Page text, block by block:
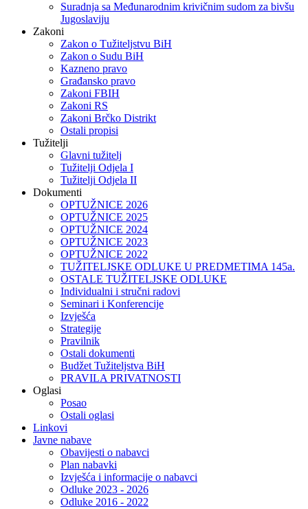
Suradnja sa Međunarodnim krivičnim sudom za bivšu
Jugoslaviju
Zakoni
Zakon o Тužiteljstvu BiH
Zakon o Sudu BiH
Kazneno pravo
Građansko pravo
Zakoni FBIH
Zakoni RS
Zakoni Brčko Distrikt
Ostali propisi
Tužitelji
Glavni tužitelj
Tužitelji Odjela I
Tužitelji Odjela II
Dokumenti
OPTUŽNICE 2026
OPTUŽNICE 2025
OPTUŽNICE 2024
OPTUŽNICE 2023
OPTUŽNICE 2022
TUŽITELJSKE ODLUKE U PREDMETIMA 145a.
OSTALE TUŽITELJSKE ODLUKE
Individualni i stručni radovi
Seminari i Konferencije
Izvješća
Strategije
Pravilnik
Ostali dokumenti
Budžet Tužiteljstva BiH
PRAVILA PRIVATNOSTI
Oglasi
Posao
Ostali oglasi
Linkovi
Javne nabave
Obavijesti o nabavci
Plan nabavki
Izvješća i informacije o nabavci
Odluke 2023 - 2026
Odluke 2016 - 2022